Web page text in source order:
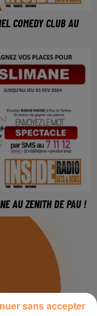
COMEDY CLUB AU
AU ZENITH DE PAU !
sans accepter